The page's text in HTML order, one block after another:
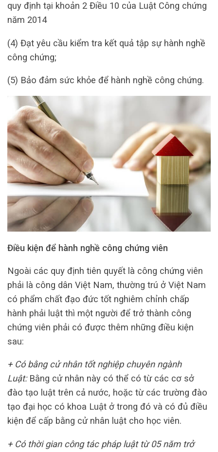
quy định tại khoản 2 Điều 10 của Luật Công chứng
năm 2014
(4) Đạt yêu cầu kiểm tra kết quả tập sự hành nghề
công chứng;
(5) Bảo đảm sức khỏe để hành nghề công chứng.
Điều kiện để hành nghề công chứng viên
Ngoài các quy định tiên quyết là công chứng viên
phải là công dân Việt Nam, thường trú ở Việt Nam
có phẩm chất đạo đức tốt nghiêm chỉnh chấp
hành phải luật thì một người để trở thành công
chứng viên phải có được thêm những điều kiện
sau:
+ Có bằng cử nhân tốt nghiệp chuyên ngành
Luật:Bằng cử nhân này có thể có từ các cơ sở
đào tạo luật trên cả nước, hoặc từ các trường đào
tạo đại học có khoa Luật ở trong đó và có đủ điều
kiện để cấp bằng cử nhân luật cho học viên.
+ Có thời gian công tác pháp luật từ 05 năm trở